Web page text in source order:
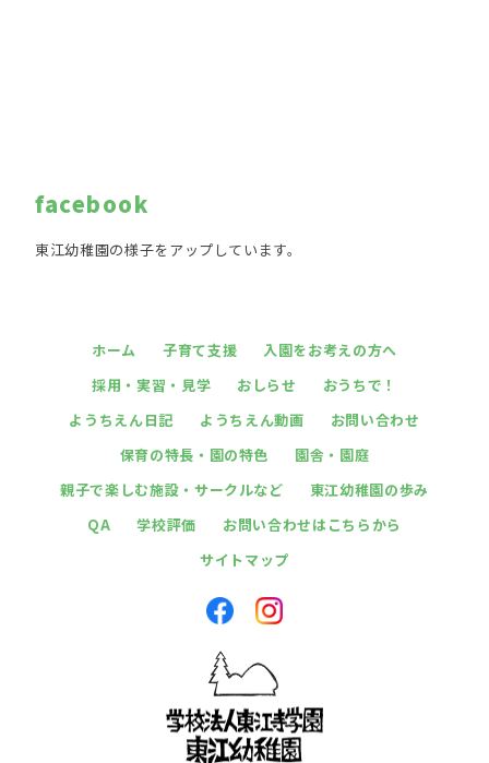
facebook
東江幼稚園の様子をアップしています。
ホーム 子育て支援
入園をお考えの方へ
採用・実習・見学
おしらせ
おうちで！
ようちえん日記
ようちえん動画
お問い合わせ
保育の特長・園の特色
園舎・園庭
親子で楽しむ施設・サークルなど
東江幼稚園の歩み
QA
学校評価
お問い合わせはこちらから
サイトマップ